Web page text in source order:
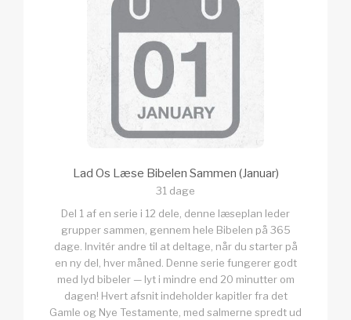
Lad Os Læse Bibelen Sammen (Januar)
31 dage
Del 1 af en serie i 12 dele, denne læseplan leder
grupper sammen, gennem hele Bibelen på 365
dage. Invitér andre til at deltage, når du starter på
en ny del, hver måned. Denne serie fungerer godt
med lyd bibeler — lyt i mindre end 20 minutter om
dagen! Hvert afsnit indeholder kapitler fra det
Gamle og Nye Testamente, med salmerne spredt ud